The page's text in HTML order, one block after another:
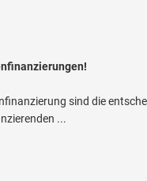
sind die
...